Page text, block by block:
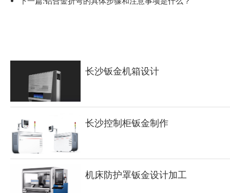
长沙钣金机箱设计
长沙控制柜钣金制作
机床防护罩钣金设计加工